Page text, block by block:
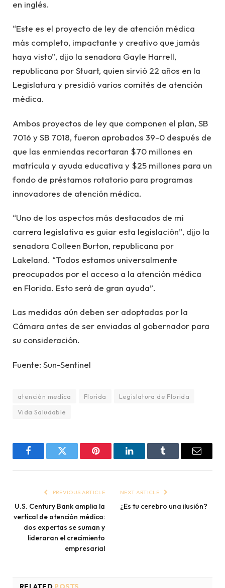
en inglés.
“Este es el proyecto de ley de atención médica
más completo, impactante y creativo que jamás
haya visto”, dijo la senadora Gayle Harrell,
republicana por Stuart, quien sirvió 22 años en la
Legislatura y presidió varios comités de atención
médica.
Ambos proyectos de ley que componen el plan, SB
7016 y SB 7018, fueron aprobados 39-0 después de
que las enmiendas recortaran $70 millones en
matrícula y ayuda educativa y $25 millones para un
fondo de préstamos rotatorio para programas
innovadores de atención médica.
“Uno de los aspectos más destacados de mi
carrera legislativa es guiar esta legislación”, dijo la
senadora Colleen Burton, republicana por
Lakeland. “Todos estamos universalmente
preocupados por el acceso a la atención médica
en Florida. Esto será de gran ayuda”.
Las medidas aún deben ser adoptadas por la
Cámara antes de ser enviadas al gobernador para
su consideración.
Fuente: Sun-Sentinel
atención medica Florida
Legislatura de Florida
Vida Saludable
FacebookTwitter Pinterest LinkedInTumblr Email
PREVIOUS ARTICLE
U.S. Century Bank amplia la
vertical de atención médica:
dos expertas se suman y
lideraran el crecimiento
empresarial
NEXT ARTICLE
¿Es tu cerebro una ilusión?